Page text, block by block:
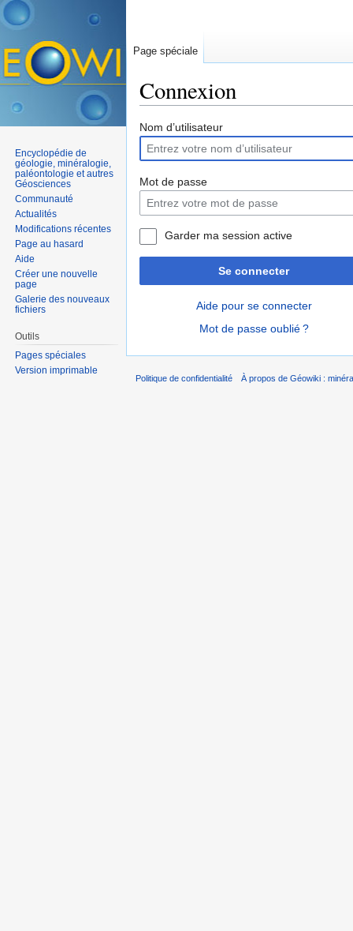
Connexion
Nom d’utilisateur
Mot de passe
Garder ma session active
Se connecter
Aide pour se connecter
Mot de passe oublié ?
Page spéciale
Encyclopédie de
géologie, minéralogie,
paléontologie et autres
Géosciences
Communauté
Actualités
Modifications récentes
Page au hasard
Aide
Créer une nouvelle
page
Galerie des nouveaux
fichiers
Outils
Pages spéciales
Version imprimable
Politique de confidentialité À propos de Géowiki :